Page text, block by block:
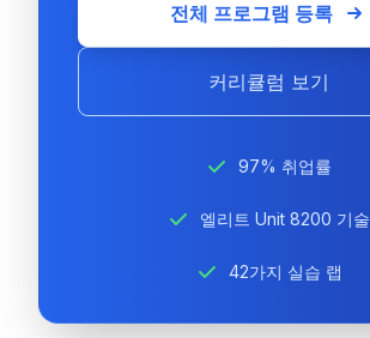
전체 프로그램 등록
커리큘럼 보기
97% 취업률
엘리트 Unit 8200 기술
42가지 실습 랩